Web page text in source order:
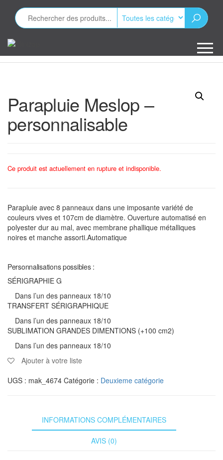
contenu
publicitaires
Parapluie Meslop –
personnalisable
Ce produit est actuellement en rupture et indisponible.
Parapluie avec 8 panneaux dans une imposante variété de
couleurs vives et 107cm de diamètre. Ouverture automatisé en
polyester dur au mal, avec membrane phallique métalliques
noires et manche assorti.Automatique
Personnalisations possibles :
SÉRIGRAPHIE G
Dans l’un des panneaux 18/10
TRANSFERT SÉRIGRAPHIQUE
Dans l’un des panneaux 18/10
SUBLIMATION GRANDES DIMENTIONS (+100 cm2)
Dans l’un des panneaux 18/10
Ajouter à votre liste
UGS : mak_4674 Catégorie : Deuxieme catégorie
INFORMATIONS COMPLÉMENTAIRES
AVIS (0)